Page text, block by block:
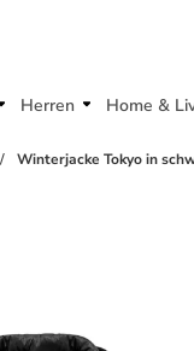
Herren Home &
Winterjacke Tokyo in